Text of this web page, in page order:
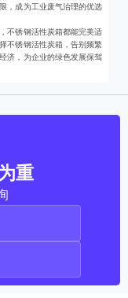
，成为工业废气治理的优选
不锈钢活性炭箱都能完美适
不锈钢活性炭箱，告别频繁
济，为企业的绿色发展保驾
重